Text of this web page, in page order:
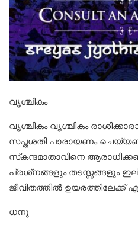
വൃശ്ചികം
വൃശ്ചികം വൃശ്ചികം
സപ്തശതി പാരായണം
സ്‌കന്ദമാതാവിനെ
പ്രശ്‌നങ്ങളും തടസ്സങ്ങളും
ജീവിതത്തില്‍
ധനു